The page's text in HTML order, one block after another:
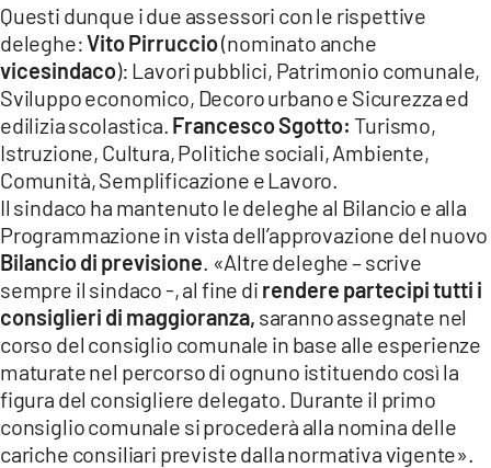
COSENZACHANNEL.IT
ILVIBONESE.IT
CATANZAROCHANNEL.IT
LACAPITALENEWS.IT
App
ANDROID
APPLE
Questi dunque i due assessori con le rispettive
deleghe:Vito Pirruccio(nominato anche
vicesindaco): Lavori pubblici, Patrimonio comunale,
Sviluppo economico, Decoro urbano e Sicurezza ed
edilizia scolastica. Francesco Sgotto: Turismo,
Istruzione, Cultura, Politiche sociali, Ambiente,
Comunità, Semplificazione e Lavoro.
Il sindaco ha mantenuto le deleghe al Bilancio e alla
Programmazione in vista dell’approvazione del nuovo
Bilancio di previsione . «Altre deleghe – scrive
sempre il sindaco -, al fine di rendere partecipi tutti i
consiglieri di maggioranza, saranno assegnate nel
corso del consiglio comunale in base alle esperienze
maturate nel percorso di ognuno istituendo così la
figura del consigliere delegato. Durante il primo
consiglio comunale si procederà alla nomina delle
cariche consiliari previste dalla normativa vigente».